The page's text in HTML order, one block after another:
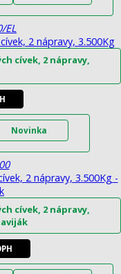
EL
cívek, 2 nápravy,
Novinka
cívek, 2 nápravy,